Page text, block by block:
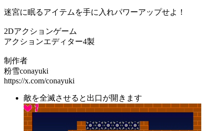
迷宮に眠るアイテムを手に入れパワーアップせよ！
2Dアクションゲーム
アクションエディター4製
制作者
粉雪conayuki
https://x.com/conayuki
敵を全滅させると出口が開きます